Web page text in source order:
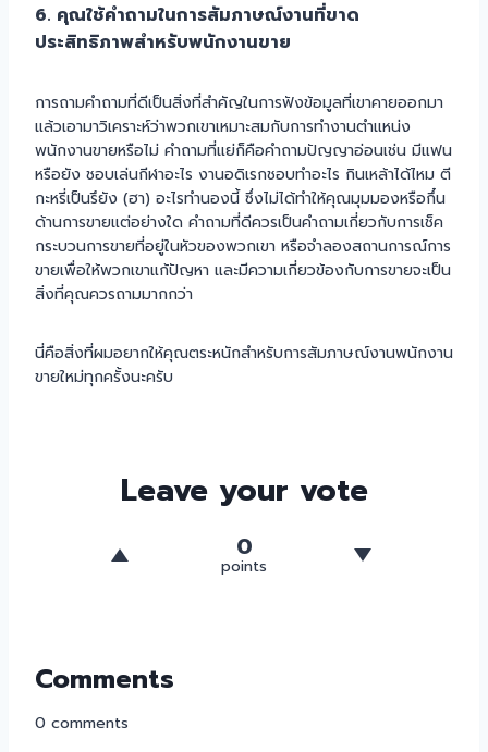
6. คุณใช้คำถามในการสัมภาษณ์งานที่ขาด
ประสิทธิภาพสำหรับพนักงานขาย
การถามคำถามที่ดีเป็นสิ่งที่สำคัญในการฟังข้อมูลที่เขาคายออกมา
แล้วเอามาวิเคราะห์ว่าพวกเขาเหมาะสมกับการทำงานตำแหน่ง
พนักงานขายหรือไม่ คำถามที่แย่ก็คือคำถามปัญญาอ่อนเช่น มีแฟน
หรือยัง ชอบเล่นกีฬาอะไร งานอดิเรกชอบทำอะไร กินเหล้าได้ไหม ตี
กะหรี่เป็นรึยัง (ฮา) อะไรทำนองนี้ ซึ่งไม่ได้ทำให้คุณมุมมองหรือกึ๋น
ด้านการขายแต่อย่างใด คำถามที่ดีควรเป็นคำถามเกี่ยวกับการเช็ค
กระบวนการขายที่อยู่ในหัวของพวกเขา หรือจำลองสถานการณ์การ
ขายเพื่อให้พวกเขาแก้ปัญหา และมีความเกี่ยวข้องกับการขายจะเป็น
สิ่งที่คุณควรถามมากกว่า
นี่คือสิ่งที่ผมอยากให้คุณตระหนักสำหรับการสัมภาษณ์งานพนักงาน
ขายใหม่ทุกครั้งนะครับ
Leave your vote
0
points
Comments
0 comments